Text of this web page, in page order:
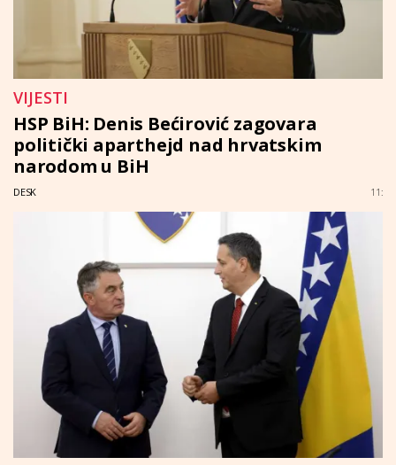
VIJESTI
HSP BiH: Denis Bećirović zagovara
politički aparthejd nad hrvatskim
narodom u BiH
DESK 11: